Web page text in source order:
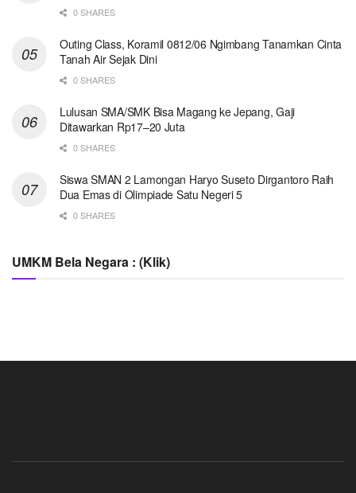
0 SHARES
Outing Class, Koramil 0812/06 Ngimbang Tanamkan Cinta
Tanah Air Sejak Dini
0 SHARES
Lulusan SMA/SMK Bisa Magang ke Jepang, Gaji
Ditawarkan Rp17–20 Juta
0 SHARES
Siswa SMAN 2 Lamongan Haryo Suseto Dirgantoro Raih
Dua Emas di Olimpiade Satu Negeri 5
0 SHARES
UMKM Bela Negara : (Klik)